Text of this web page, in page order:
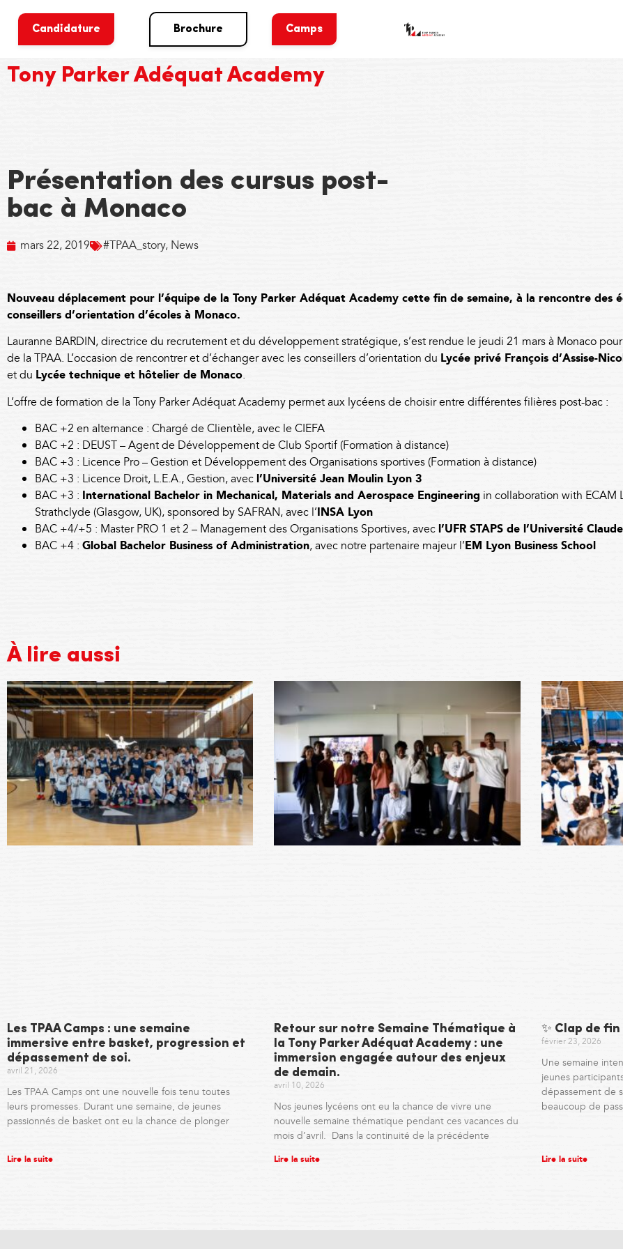
Candidature Brochure Camps
Tony Parker Adéquat Academy
Présentation des cursus post-
bac à Monaco
mars 22, 2019 #TPAA_story, News
Nouveau déplacement pour l’équipe de la Tony Parker Adéquat Academy cette fin de semaine, à la rencontre des
conseillers d’orientation d’écoles à Monaco.
Lauranne BARDIN, directrice du recrutement et du développement stratégique, s’est rendue le jeudi 21 mars à Monaco
de la TPAA. L’occasion de rencontrer et d’échanger avec les conseillers d’orientation du Lycée privé François d’Assise-
et du Lycée technique et hôtelier de Monaco.
L’offre de formation de la Tony Parker Adéquat Academy permet aux lycéens de choisir entre différentes filières post-bac :
BAC +2 en alternance : Chargé de Clientèle, avec le CIEFA
BAC +2 : DEUST – Agent de Développement de Club Sportif (Formation à distance)
BAC +3 : Licence Pro – Gestion et Développement des Organisations sportives (Formation à distance)
BAC +3 : Licence Droit, L.E.A., Gestion, avecl’Université Jean Moulin Lyon 3
BAC +3 : International Bachelor in Mechanical, Materials and Aerospace Engineering in collaboration with ECAM
Strathclyde (Glasgow, UK), sponsored by SAFRAN, avec l’INSA Lyon
BAC +4/+5 : Master PRO 1 et 2 – Management des Organisations Sportives, avecl’UFR STAPS de l’Université
BAC +4 : Global Bachelor Business of Administration, avec notre partenaire majeur l’EM Lyon Business School
À lire aussi
Les TPAA Camps : une semaine
immersive entre basket, progression et
dépassement de soi.
avril 21, 2026
Les TPAA Camps ont une nouvelle fois tenu toutes
leurs promesses. Durant une semaine, de jeunes
passionnés de basket ont eu la chance de plonger
Lire la suite
Retour sur notre Semaine Thématique à
la Tony Parker Adéquat Academy : une
immersion engagée autour des enjeux
de demain.
avril 10, 2026
Nos jeunes lycéens ont eu la chance de vivre une
nouvelle semaine thématique pendant ces vacances du
mois d’avril. Dans la continuité de la précédente
Lire la suite
✨ Clap de fin
février 23, 2026
Une semaine
jeunes
dépassement de
beaucoup de
Lire la suite